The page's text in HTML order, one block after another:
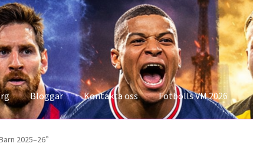
Bloggar Kontakta oss Fotbolls VM 2026
2025–26”